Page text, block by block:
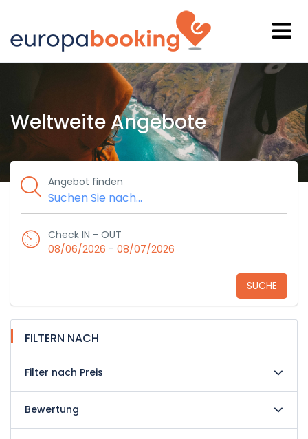
Weltweite Angebote
Angebot finden
Check IN - OUT
08/06/2026 - 08/07/2026
SUCHE
FILTERN NACH
Filter nach Preis
Bewertung